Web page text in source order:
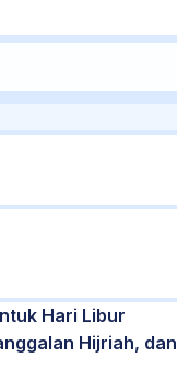
Hari Libur
Hijriah, dan